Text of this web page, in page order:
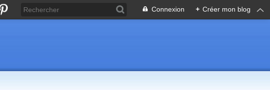
Connexion + Créer mon blog